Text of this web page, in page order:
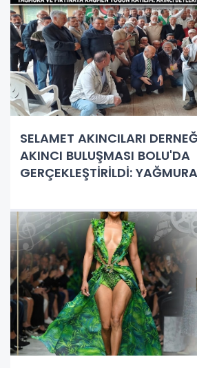
SELAMET AKINCILARI
AKINCI BULUŞMASI BOLU'DA
GERÇEKLEŞTİRİLDİ: